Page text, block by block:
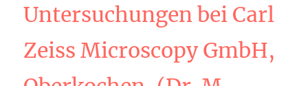
Untersuchungen bei Carl
Zeiss Microscopy GmbH,